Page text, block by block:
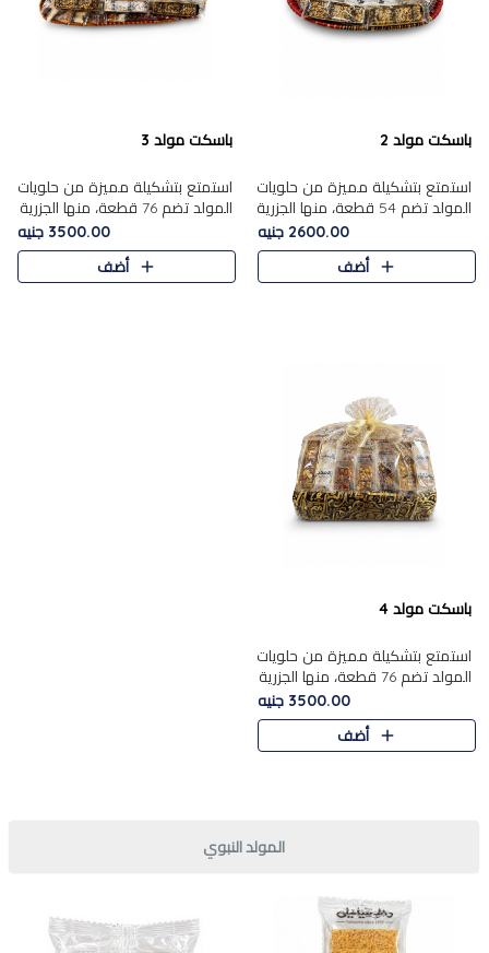
باسكت مولد 2
استمتع بتشكيلة مميزة من حلويات
المولد تضم 54 قطعة، منها الجزرية
بالفول والبندق، علي بابا بالمكسرات،
ا.....
2600.00 جنيه
أضف
باسكت مولد 3
استمتع بتشكيلة مميزة من حلويات
المولد تضم 76 قطعة، منها الجزرية
بالفول والبندق، علي باب........
3500.00 جنيه
أضف
باسكت مولد 4
استمتع بتشكيلة مميزة من حلويات
المولد تضم 76 قطعة، منها الجزرية
بالفول والبندق، علي بابا
بالمكسرات.......
3500.00 جنيه
أضف
المولد النبوي